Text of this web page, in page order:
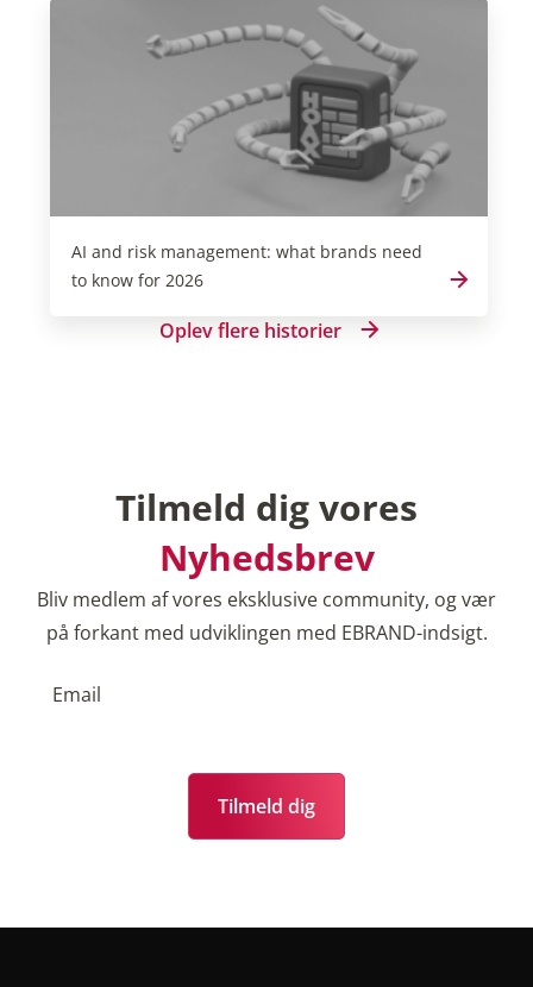
AI and risk management: what brands need
to know for 2026
Oplev flere historier
Tilmeld dig vores
Nyhedsbrev
Bliv medlem af vores eksklusive community, og vær
på forkant med udviklingen med EBRAND-indsigt.
Tilmeld dig